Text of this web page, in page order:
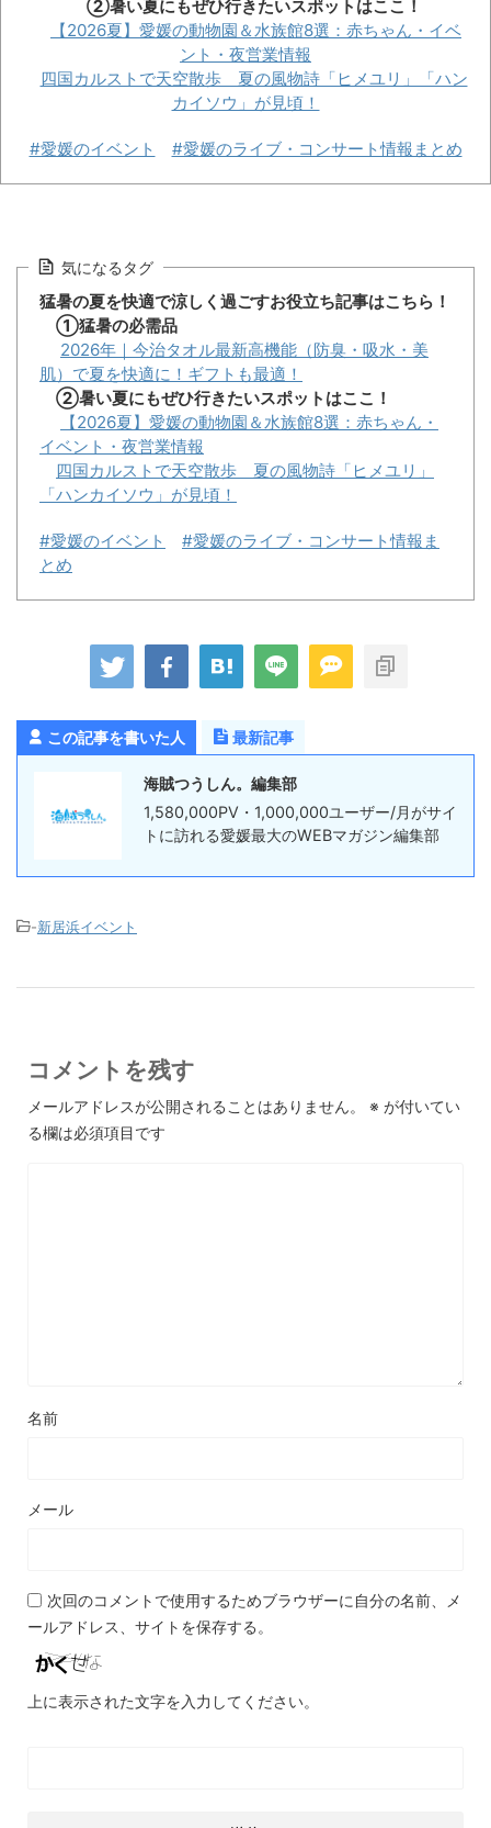
②暑い夏にもぜひ行きたいスポットはここ！
【2026夏】愛媛の動物園＆水族館8選：赤ちゃん・イベ
ント・夜営業情報
四国カルストで天空散歩 夏の風物詩「ヒメユリ」「ハン
カイソウ」が見頃！
#愛媛のイベント #愛媛のライブ・コンサート情報まとめ
気になるタグ
猛暑の夏を快適で涼しく過ごすお役立ち記事はこちら！
①猛暑の必需品
2026年｜今治タオル最新高機能（防臭・吸水・美
肌）で夏を快適に！ギフトも最適！
②暑い夏にもぜひ行きたいスポットはここ！
【2026夏】愛媛の動物園＆水族館8選：赤ちゃん・
イベント・夜営業情報
四国カルストで天空散歩 夏の風物詩「ヒメユリ」
「ハンカイソウ」が見頃！
#愛媛のイベント
#愛媛のライブ・コンサート情報ま
とめ
この記事を書いた人 最新記事
海賊つうしん。編集部
1,580,000PV・1,000,000ユーザー/月がサイ
トに訪れる愛媛最大のWEBマガジン編集部
-新居浜イベント
コメントを残す
メールアドレスが公開されることはありません。 ※ が付いてい
る欄は必須項目です
名前
メール
次回のコメントで使用するためブラウザーに自分の名前、メ
ールアドレス、サイトを保存する。
上に表示された文字を入力してください。